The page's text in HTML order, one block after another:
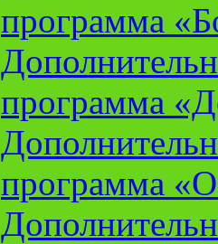
программа
программа
программа